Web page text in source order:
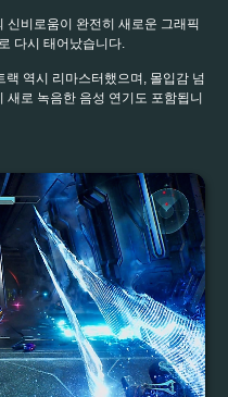
신비로움이 완전히 새로운 그래픽
다시 태어났습니다.
역시 리마스터했으며, 몰입감 넘
로 녹음한 음성 연기도 포함됩니